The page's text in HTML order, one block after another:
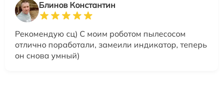
Блинов Константин
Рекомендую сц) С моим роботом пылесосом
отлично поработали, замеили индикатор, теперь
он снова умный)